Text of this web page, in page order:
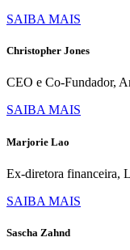
SAIBA MAIS
Christopher Jones
CEO e Co-Fundador,
SAIBA MAIS
Marjorie Lao
Ex-diretora financeira,
SAIBA MAIS
Sascha Zahnd